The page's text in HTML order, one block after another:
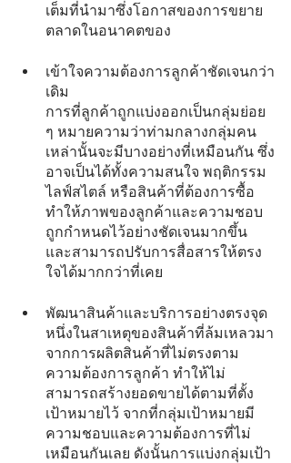
เต็มที่นำมาซึ่งโอกาสของการขยาย
ตลาดในอนาคตของ
เข้าใจความต้องการลูกค้าชัดเจนกว่า
เดิม
การที่ลูกค้าถูกแบ่งออกเป็นกลุ่มย่อย
ๆ หมายความว่าท่ามกลางกลุ่มคน
เหล่านั้นจะมีบางอย่างที่เหมือนกัน ซึ่ง
อาจเป็นได้ทั้งความสนใจ พฤติกรรม
ไลฟ์สไตล์ หรือสินค้าที่ต้องการซื้อ
ทำให้ภาพของลูกค้าและความชอบ
ถูกกำหนดไว้อย่างชัดเจนมากขึ้น
และสามารถปรับการสื่อสารให้ตรง
ใจได้มากกว่าที่เคย
พัฒนาสินค้าและบริการอย่างตรงจุด
หนึ่งในสาเหตุของสินค้าที่ล้มเหลวมา
จากการผลิตสินค้าที่ไม่ตรงตาม
ความต้องการลูกค้า ทำให้ไม่
สามารถสร้างยอดขายได้ตามที่ตั้ง
เป้าหมายไว้ จากที่กลุ่มเป้าหมายมี
ความชอบและความต้องการที่ไม่
เหมือนกันเลย ดังนั้นการแบ่งกลุ่มเป้า